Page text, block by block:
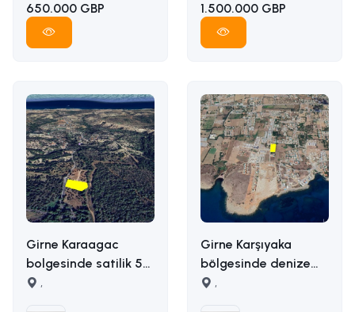
650.000 GBP 1.500.000 GBP
Girne Karaagac
bolgesinde satilik 5
donum satilik arazi
,
Girne Karşıyaka
bölgesinde denize
yakın uygun fiyata
,